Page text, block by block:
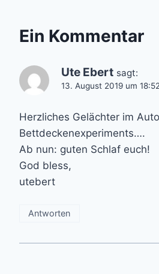
Ein Kommentar
Ute Ebert sagt:
13. August 2019 um
Herzliches Gelächter im
Bettdeckenexperiments….
Ab nun: guten Schlaf euch!
God bless,
utebert
Antworten